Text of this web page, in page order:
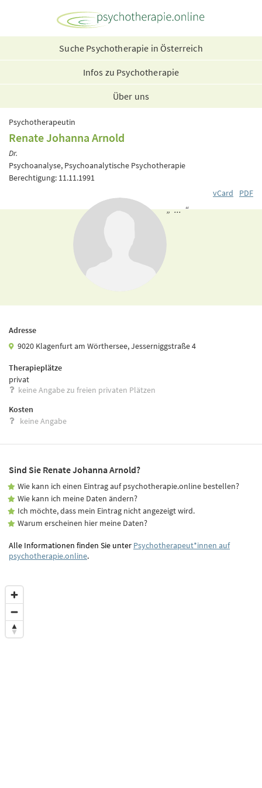
Suche Psychotherapie in Österreich
Infos zu Psychotherapie
Über uns
Psychotherapeutin
Renate Johanna Arnold
Dr.
Psychoanalyse, Psychoanalytische Psychotherapie
Berechtigung: 11.11.1991
vCard
PDF
„ ... “
Adresse
9020 Klagenfurt am Wörthersee, Jesserniggstraße 4
Therapieplätze
privat
keine Angabe zu freien privaten Plätzen
Kosten
keine Angabe
Sind Sie Renate Johanna Arnold?
Wie kann ich einen Eintrag auf psychotherapie.online bestellen?
Wie kann ich meine Daten ändern?
Ich möchte, dass mein Eintrag nicht angezeigt wird.
Warum erscheinen hier meine Daten?
Alle Informationen finden Sie unter Psychotherapeut*innen auf
psychotherapie.online.